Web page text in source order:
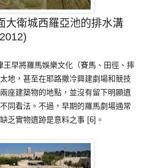
大衛城西羅亞池的排水溝
王早將羅馬娛樂文化 （賽馬、田徑、摔
地，甚至在耶路撒冷興建劇場和競技
座建築物的地點，並沒有留下明顯遺
同看法。不過，早期的羅馬劇場通常
乏實物遺跡是意料之事 [6]。